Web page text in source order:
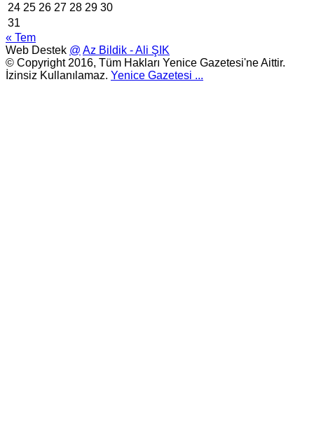
24 25 26 27 28 29 30
31
« Tem
Web Destek @ Az Bildik - Ali ŞIK
© Copyright 2016, Tüm Hakları Yenice Gazetesi'ne Aittir.
İzinsiz Kullanılamaz. Yenice Gazetesi ...